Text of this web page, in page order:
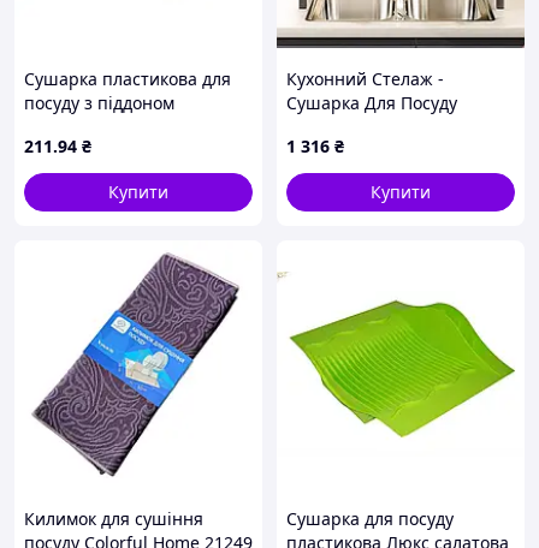
Сушарка пластикова для
посуду з піддоном
(блакитна)ТМ R-PLASTIC
211.94 ₴
Купити
Кухонний Стелаж -
Сушарка Для Посуду
1 316 ₴
Купити
Килимок для сушіння
посуду Colorful Home 21249
Сушарка для посуду
пластикова Люкс салатова